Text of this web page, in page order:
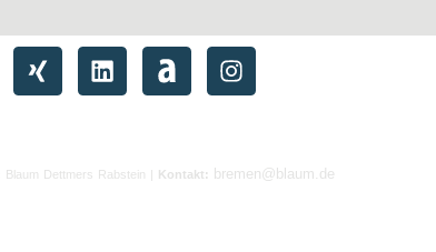
Blaum Dettmers Rabstein | Kontakt: bremen@blaum.de